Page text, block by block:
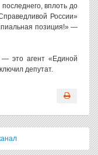
вплоть до
России»
позиция!» —
— это агент «Единой
депутат.